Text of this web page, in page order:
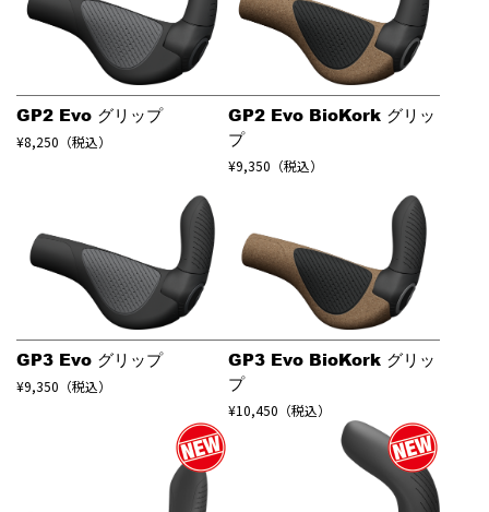
GP2 Evo グリップ
¥8,250（税込）
GP2 Evo BioKork グリッ
プ
¥9,350（税込）
GP3 Evo グリップ
¥9,350（税込）
GP3 Evo BioKork グリッ
プ
¥10,450（税込）